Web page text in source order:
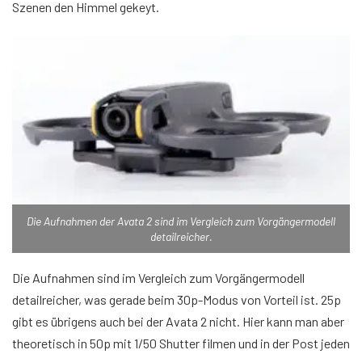
Szenen den Himmel gekeyt.
Die Aufnahmen der Avata 2 sind im Vergleich zum Vorgängermodell
detailreicher.
Die Aufnahmen sind im Vergleich zum Vorgängermodell
detailreicher, was gerade beim 30p-Modus von Vorteil ist. 25p
gibt es übrigens auch bei der Avata 2 nicht. Hier kann man aber
theoretisch in 50p mit 1/50 Shutter filmen und in der Post jeden